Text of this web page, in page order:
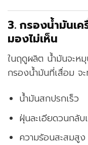
3. กรองน้ำมันเ
มองไม่เห็น
ในฤดูผลิต น้ำมันจะห
กรองน้ำมันที่เสื่อม จะ
น้ำมันสกปรกเร็ว
ฝุ่นละเอียดวนกลับ
ความร้อนสะสมสูง